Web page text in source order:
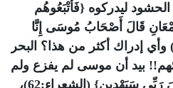
ليدركوه {فَأَتْبَعُوهُم
قَالَ أَصْحَابُ مُوسَى إِنَّا
(الشعراء:60-61) وأي إدراك أكثر من هذا؟ البحر
بيد أن موسى لم يفزع ولم
ييأس، بل قال: {كَلاَّ إِنَّ مَعِيَ رَبِّي سَيَهْدِينِ} (الشعراء:62)،